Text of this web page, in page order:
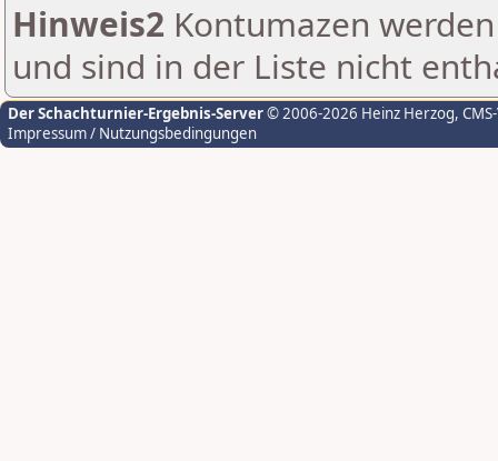
Hinweis2 Kontumazen
und sind in der Liste nicht
Der Schachturnier-Ergebnis-Server© 2006-2026 Heinz Herzog,
Impressum / Nutzungsbedingungen